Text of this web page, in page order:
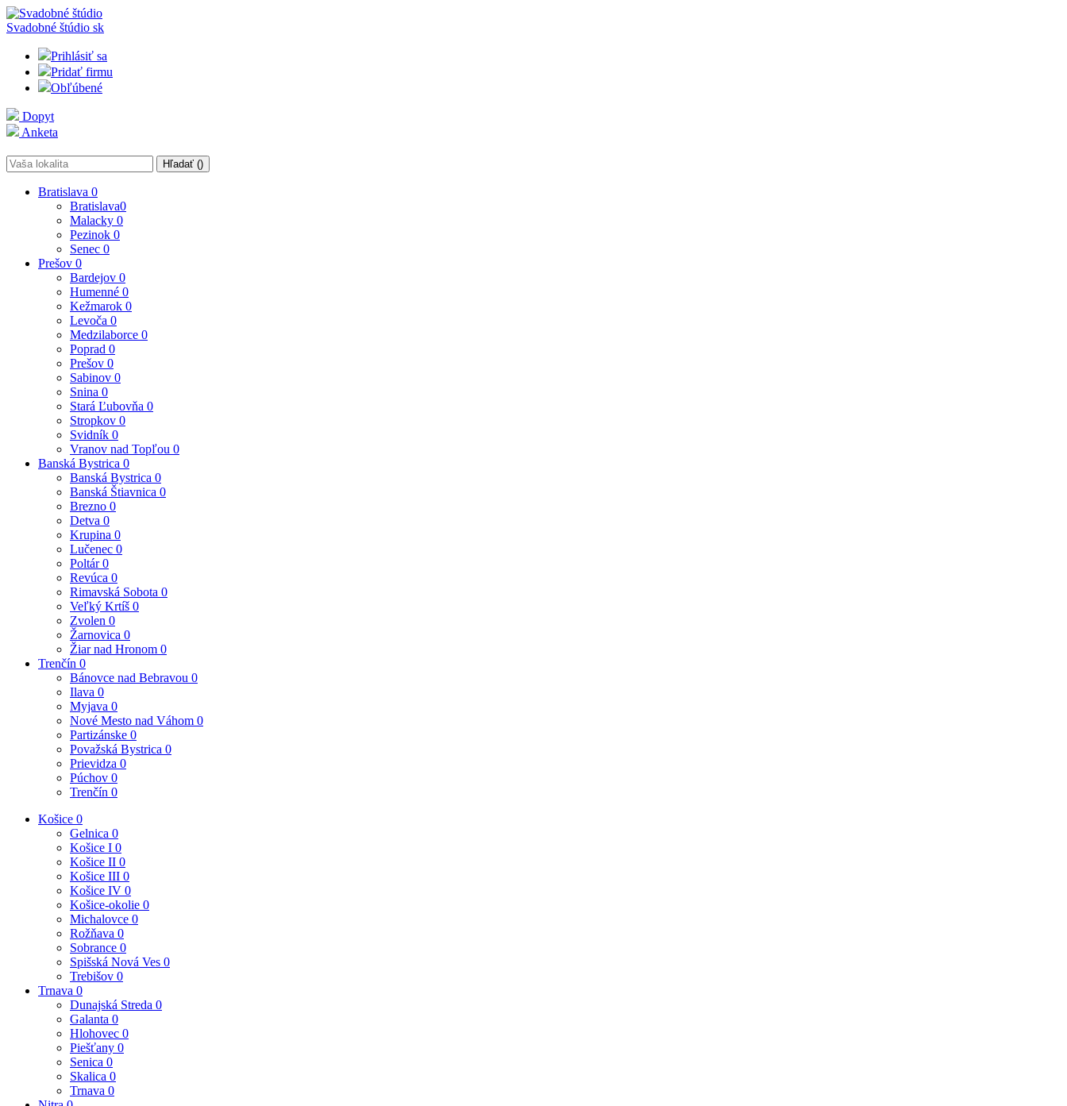
Svadobné štúdio sk
Prihlásiť sa
Pridať firmu
Obľúbené
Dopyt
Anketa
Hľadať ()
Bratislava 0
Bratislava0
Malacky 0
Pezinok 0
Senec 0
Prešov 0
Bardejov 0
Humenné 0
Kežmarok 0
Levoča 0
Medzilaborce 0
Poprad 0
Prešov 0
Sabinov 0
Snina 0
Stará Ľubovňa 0
Stropkov 0
Svidník 0
Vranov nad Topľou 0
Banská Bystrica 0
Banská Bystrica 0
Banská Štiavnica 0
Brezno 0
Detva 0
Krupina 0
Lučenec 0
Poltár0
Revúca 0
Rimavská Sobota 0
Veľký Krtíš 0
Zvolen 0
Žarnovica 0
Žiar nad Hronom 0
Trenčín 0
Bánovce nad Bebravou 0
Ilava 0
Myjava 0
Nové Mesto nad Váhom 0
Partizánske 0
Považská Bystrica 0
Prievidza 0
Púchov 0
Trenčín 0
Košice 0
Gelnica 0
Košice I 0
Košice II 0
Košice III 0
Košice IV 0
Košice-okolie 0
Michalovce 0
Rožňava 0
Sobrance 0
Spišská Nová Ves 0
Trebišov 0
Trnava 0
Dunajská Streda 0
Galanta 0
Hlohovec 0
Piešťany 0
Senica 0
Skalica 0
Trnava 0